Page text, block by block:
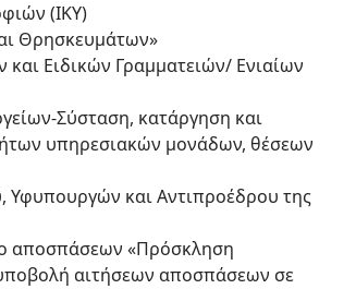
(ΙΚΥ)
Θρησκευμάτων»
και Ειδικών Γραμματειών/ Ενιαίων
Σύσταση, κατάργηση και
υπηρεσιακών μονάδων, θέσεων
Υφυπουργών και Αντιπροέδρου της
αποσπάσεων «Πρόσκληση
αιτήσεων αποσπάσεων σε